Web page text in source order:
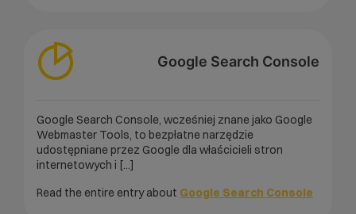
Google Search Console
Google Search Console, wcześniej znane jako Google
Webmaster Tools, to bezpłatne narzędzie
udostępniane przez Google dla właścicieli stron
internetowych i [...]
Read the entire entry about Google Search Console